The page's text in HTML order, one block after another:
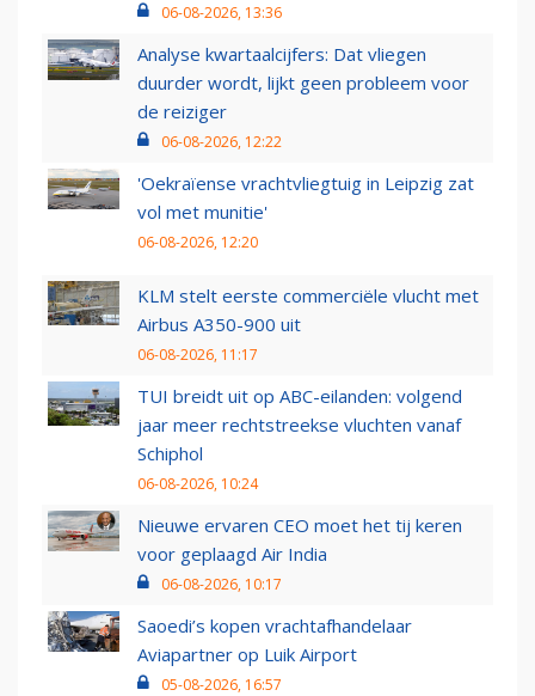
06-08-2026, 13:36
Analyse kwartaalcijfers: Dat vliegen
duurder wordt, lijkt geen probleem voor
de reiziger
06-08-2026, 12:22
'Oekraïense vrachtvliegtuig in Leipzig zat
vol met munitie'
06-08-2026, 12:20
KLM stelt eerste commerciële vlucht met
Airbus A350-900 uit
06-08-2026, 11:17
TUI breidt uit op ABC-eilanden: volgend
jaar meer rechtstreekse vluchten vanaf
Schiphol
06-08-2026, 10:24
Nieuwe ervaren CEO moet het tij keren
voor geplaagd Air India
06-08-2026, 10:17
Saoedi’s kopen vrachtafhandelaar
Aviapartner op Luik Airport
05-08-2026, 16:57